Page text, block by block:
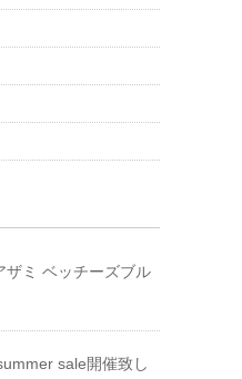
ザミ ベッチーズブル
sale開催致し